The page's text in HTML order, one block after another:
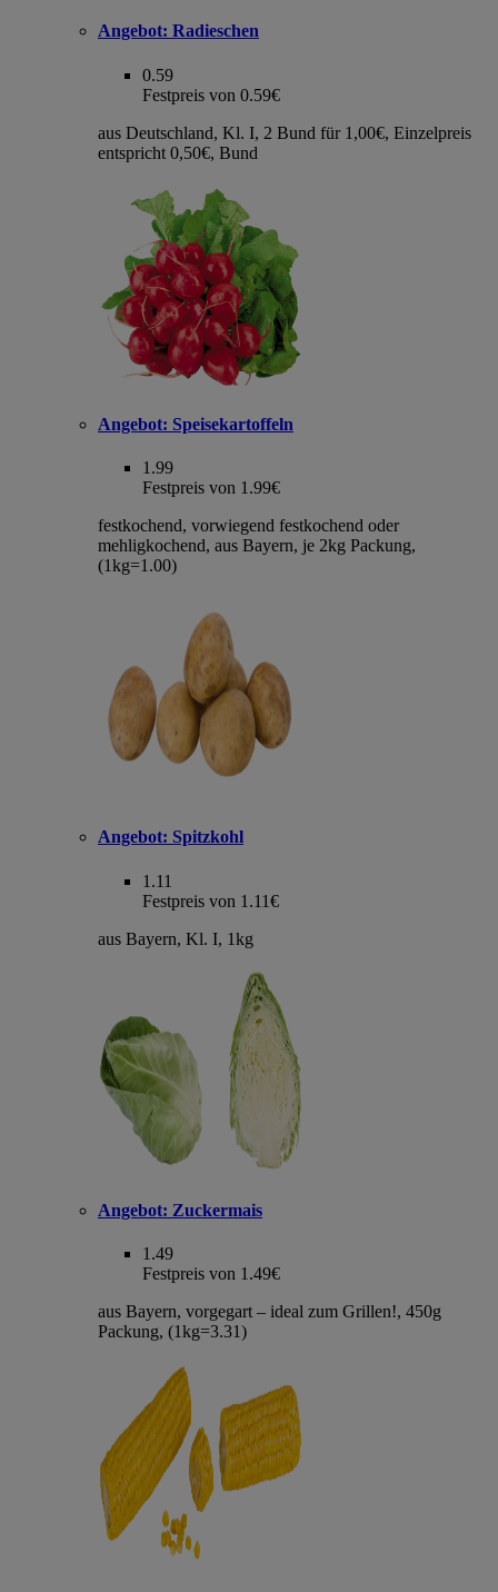
Angebot: Radieschen
0.59
Festpreis von 0.59€
aus Deutschland, Kl. I, 2 Bund für 1,00€, Einzelpreis
entspricht 0,50€, Bund
Angebot: Speisekartoffeln
1.99
Festpreis von 1.99€
festkochend, vorwiegend festkochend oder
mehligkochend, aus Bayern, je 2kg Packung,
(1kg=1.00)
Angebot: Spitzkohl
1.11
Festpreis von 1.11€
aus Bayern, Kl. I, 1kg
Angebot: Zuckermais
1.49
Festpreis von 1.49€
aus Bayern, vorgegart – ideal zum Grillen!, 450g
Packung, (1kg=3.31)